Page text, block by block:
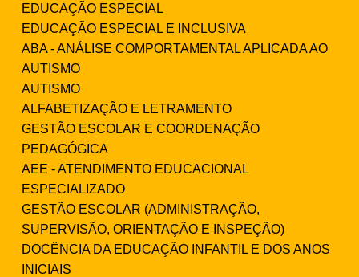
EDUCAÇÃO ESPECIAL
EDUCAÇÃO ESPECIAL E INCLUSIVA
ABA - ANÁLISE COMPORTAMENTAL APLICADA AO
AUTISMO
AUTISMO
ALFABETIZAÇÃO E LETRAMENTO
GESTÃO ESCOLAR E COORDENAÇÃO
PEDAGÓGICA
AEE - ATENDIMENTO EDUCACIONAL
ESPECIALIZADO
GESTÃO ESCOLAR (ADMINISTRAÇÃO,
SUPERVISÃO, ORIENTAÇÃO E INSPEÇÃO)
DOCÊNCIA DA EDUCAÇÃO INFANTIL E DOS ANOS
INICIAIS